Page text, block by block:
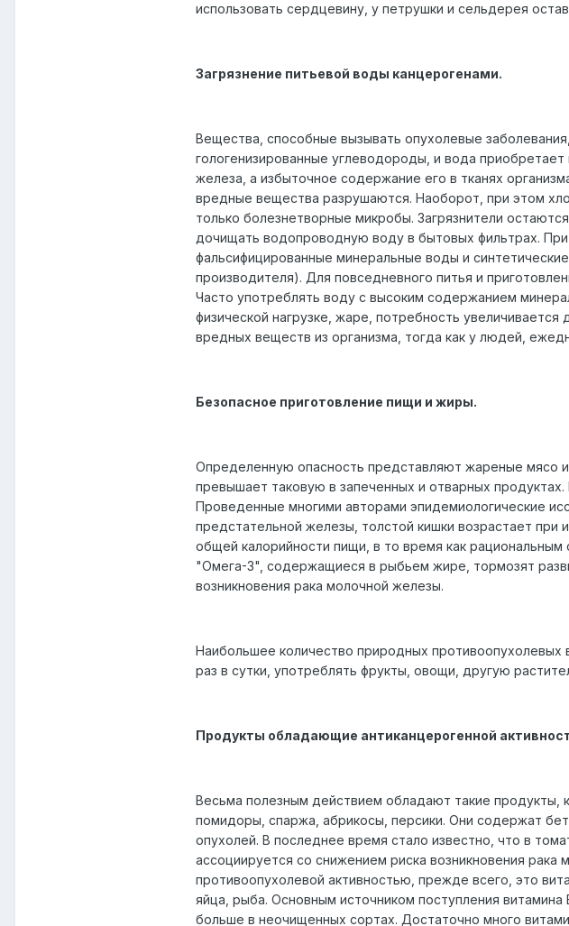
использовать сердцевину, у петрушки и сельдерея
Загрязнение питьевой воды канцерогенами.
Вещества, способные вызывать опухолевые
гологенизированные углеводороды, и вода
железа, а избыточное содержание его в тканях
вредные вещества разрушаются. Наоборот, при этом
только болезнетворные микробы. Загрязнители
дочищать водопроводную воду в бытовых фильтрах.
фальсифицированные минеральные воды и
производителя). Для повседневного питья и
Часто употреблять воду с высоким содержанием
физической нагрузке, жаре, потребность
вредных веществ из организма, тогда как у людей,
Безопасное приготовление пищи и жиры.
Определенную опасность представляют жареные мясо
превышает таковую в запеченных и отварных
Проведенные многими авторами эпидемиологические
предстательной железы, толстой кишки возрастает
общей калорийности пищи, в то время как
"Омега-3", содержащиеся в рыбьем жире, тормозят
возникновения рака молочной железы.
Наибольшее количество природных
раз в сутки, употреблять фрукты, овощи, другую
Продукты обладающие антиканцерогенной
Весьма полезным действием обладают такие продукты,
помидоры, спаржа, абрикосы, персики. Они содержат
опухолей. В последнее время стало известно, что в
ассоциируется со снижением риска возникновения
противоопухолевой активностью, прежде всего, это
яйца, рыба. Основным источником поступления
больше в неочищенных сортах. Достаточно много